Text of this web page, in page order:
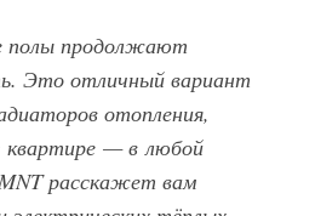
полы продолжают
Это отличный вариант
отопления,
квартире — в любой
расскажет вам